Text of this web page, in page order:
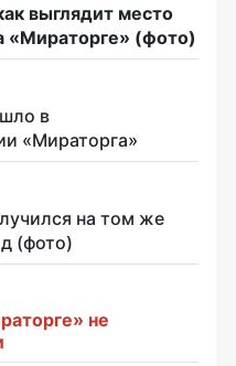
выглядит место
«Мираторге» (фото)
в
«Мираторга»
на том же
(фото)
не